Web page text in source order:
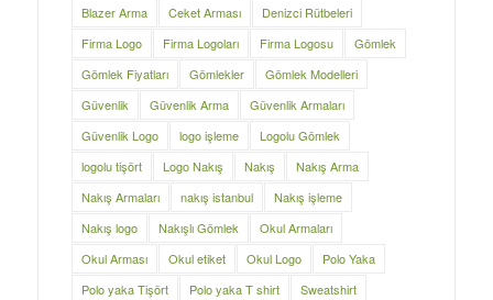
Blazer Arma
Ceket Arması
Denizci Rütbeleri
Firma Logo
Firma Logoları Firma Logosu
Gömlek
Gömlek Fiyatları
Gömlekler
Gömlek Modelleri
Güvenlik
Güvenlik Arma
Güvenlik Armaları
Güvenlik Logo
logo işleme
Logolu Gömlek
logolu tişört
Logo Nakış Nakış
Nakış Arma
Nakış Armaları
nakış istanbul
Nakış işleme
Nakış logo
Nakışlı Gömlek
Okul Armaları
Okul Arması
Okul etiket Okul Logo
Polo Yaka
Polo yaka Tişört
Polo yaka T shirt
Sweatshirt